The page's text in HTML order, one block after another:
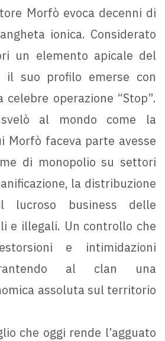
Morfò evoca decenni di
ionica. Considerato
un elemento apicale del
il suo profilo emerse con
operazione “Stop”.
svelò al mondo come la
Morfò faceva parte avesse
di monopolio su settori
la distribuzione
business delle
e illegali. Un controllo che
e intimidazioni
al clan una
assoluta sul territorio
che oggi rende l’agguato